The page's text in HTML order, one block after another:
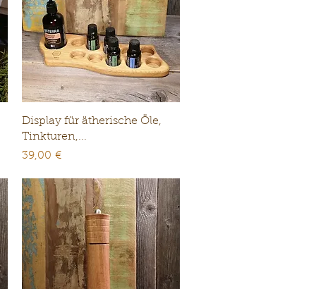
Schnellansicht
Display für ätherische Öle,
Tinkturen,...
Preis
39,00 €